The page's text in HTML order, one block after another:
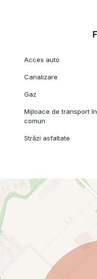
Acces auto
Canalizare
Gaz
Mijloace de transport în
comun
Străzi asfaltate